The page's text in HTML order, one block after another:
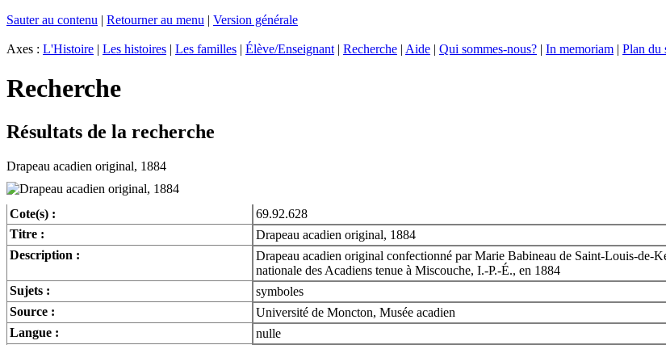
Sauter au contenu | Retourner au menu | Version générale
Axes : L'Histoire | Les histoires | Les familles | Élève/Enseignant | Recherche | Aide | Qui sommes-nous? | In memoriam | Plan du
Recherche
Résultats de la recherche
Drapeau acadien original, 1884
Cote(s) :
69.92.628
Titre :
Drapeau acadien original, 1884
Description :
Drapeau acadien original confectionné par Marie Babineau de Saint-Louis-de-
nationale des Acadiens tenue à Miscouche, I.-P.-É., en 1884
Sujets :
symboles
Source :
Université de Moncton, Musée acadien
Langue :
nulle